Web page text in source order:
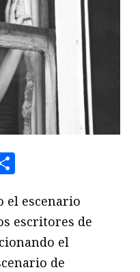
el escenario
escritores de
el
de